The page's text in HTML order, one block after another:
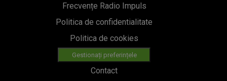
Frecvențe Radio Impuls
Politica de confidentialitate
Politica de cookies
Gestionați preferințele
Contact